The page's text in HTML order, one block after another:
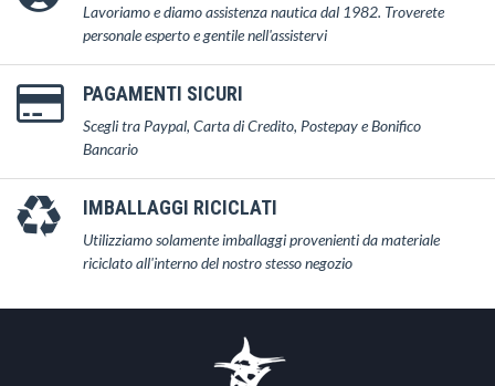
Lavoriamo e diamo assistenza nautica dal 1982. Troverete
personale esperto e gentile nell'assistervi
PAGAMENTI SICURI
Scegli tra Paypal, Carta di Credito, Postepay e Bonifico
Bancario
IMBALLAGGI RICICLATI
Utilizziamo solamente imballaggi provenienti da materiale
riciclato all'interno del nostro stesso negozio